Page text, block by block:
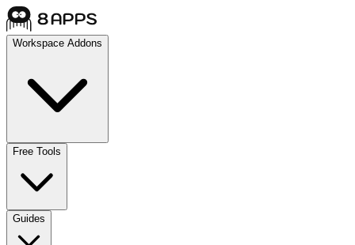
Workspace Addons
Free Tools
Guides